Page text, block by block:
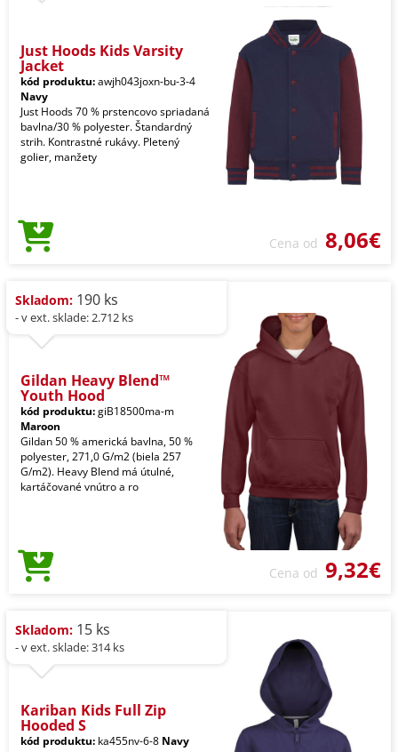
Just Hoods Kids Varsity
Jacket
kód produktu:awjh043joxn-bu-3-4
Navy
Just Hoods 70 % prstencovo spriadaná
bavlna/30 % polyester. Štandardný
strih. Kontrastné rukávy. Pletený
golier, manžety
Cena od 8,06€
Skladom: 190 ks
- v ext. sklade: 2.712 ks
Gildan Heavy Blend™
Youth Hood
kód produktu:giB18500ma-m
Maroon
Gildan 50 % americká bavlna, 50 %
polyester, 271,0 G/m2 (biela 257
G/m2). Heavy Blend má útulné,
kartáčované vnútro a ro
Cena od 9,32€
Skladom: 15 ks
- v ext. sklade: 314 ks
Kariban Kids Full Zip
Hooded S
kód produktu: ka455nv-6-8 Navy